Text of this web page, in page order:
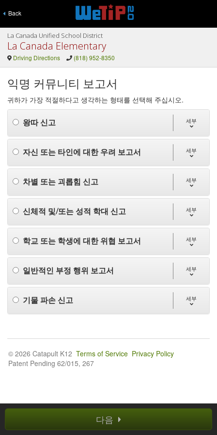
Back
La Canada Unified School District
La Canada Elementary
Driving Directions (818) 952-8350
익명 커뮤니티 보고서
귀하가 가장 적절하다고 생각하는 형태를 선택해 주십시오.
왕따 신고 세부
자신 또는 타인에 대한 우려 보고서 세부
차별 또는 괴롭힘 신고 세부
신체적 및/또는 성적 학대 신고 세부
학교 또는 학생에 대한 위협 보고서 세부
일반적인 부정 행위 보고서 세부
기물 파손 신고 세부
다음
© 2026 Catapult K12 Terms of Service Privacy Policy
Patent Pending 62/015, 267